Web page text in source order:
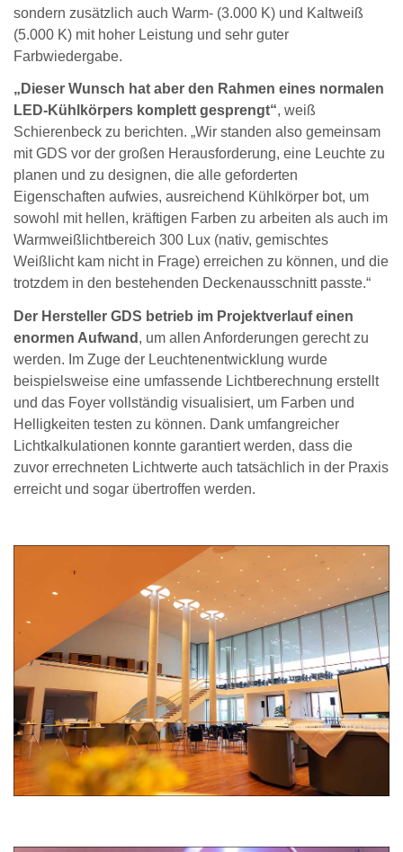
sondern zusätzlich auch Warm- (3.000 K) und Kaltweiß
(5.000 K) mit hoher Leistung und sehr guter
Farbwiedergabe.
„Dieser Wunsch hat aber den Rahmen eines normalen
LED-Kühlkörpers komplett gesprengt“, weiß
Schierenbeck zu berichten. „Wir standen also gemeinsam
mit GDS vor der großen Herausforderung, eine Leuchte zu
planen und zu designen, die alle geforderten
Eigenschaften aufwies, ausreichend Kühlkörper bot, um
sowohl mit hellen, kräftigen Farben zu arbeiten als auch im
Warmweißlichtbereich 300 Lux (nativ, gemischtes
Weißlicht kam nicht in Frage) erreichen zu können, und die
trotzdem in den bestehenden Deckenausschnitt passte.“
Der Hersteller GDS betrieb im Projektverlauf einen
enormen Aufwand , um allen Anforderungen gerecht zu
werden. Im Zuge der Leuchtenentwicklung wurde
beispielsweise eine umfassende Lichtberechnung erstellt
und das Foyer vollständig visualisiert, um Farben und
Helligkeiten testen zu können. Dank umfangreicher
Lichtkalkulationen konnte garantiert werden, dass die
zuvor errechneten Lichtwerte auch tatsächlich in der Praxis
erreicht und sogar übertroffen werden.